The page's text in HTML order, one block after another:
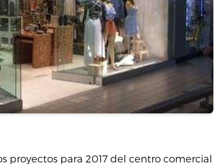
proyectos para 2017 del centro comercial